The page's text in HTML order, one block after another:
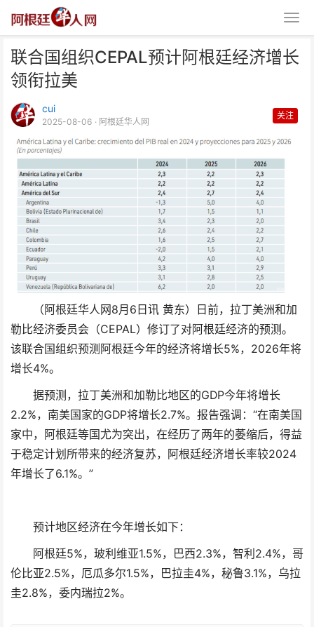
联合国组织CEPAL预计阿根廷经济增长
领衔拉美
cui
2025-08-06 · 阿根廷华人网
关注
（阿根廷华人网8月6日讯 黄东）日前，拉丁美洲和加
勒比经济委员会（CEPAL）修订了对阿根廷经济的预测。
该联合国组织预测阿根廷今年的经济将增长5%，2026年将
增长4%。
据预测，拉丁美洲和加勒比地区的GDP今年将增长
2.2%，南美国家的GDP将增长2.7%。报告强调：“在南美国
家中，阿根廷等国尤为突出，在经历了两年的萎缩后，得益
于稳定计划所带来的经济复苏，阿根廷经济增长率较2024
年增长了6.1%。”
预计地区经济在今年增长如下：
阿根廷5%，玻利维亚1.5%，巴西2.3%，智利2.4%，哥
伦比亚2.5%，厄瓜多尔1.5%，巴拉圭4%，秘鲁3.1%，乌拉
圭2.8%，委内瑞拉2%。
联合国组织CEPAL预计阿根廷经
济增长领衔拉美